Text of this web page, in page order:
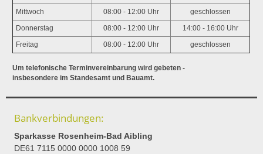
Mittwoch 08:00 - 12:00 Uhr geschlossen
Donnerstag 08:00 - 12:00 Uhr 14:00 - 16:00 Uhr
Freitag 08:00 - 12:00 Uhr geschlossen
Um telefonische Terminvereinbarung wird gebeten -
insbesondere im Standesamt und Bauamt.
Bankverbindungen:
Sparkasse Rosenheim-Bad Aibling
DE61 7115 0000 0000 1008 59